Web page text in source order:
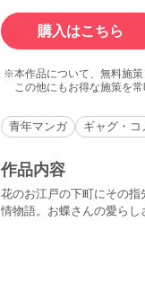
購入はこちら
本作品について、無料施
この他にもお得な施策を
青年マンガ ギャグ・コ
作品内容
花のお江戸の下町にその
情物語。お蝶さんの愛らし